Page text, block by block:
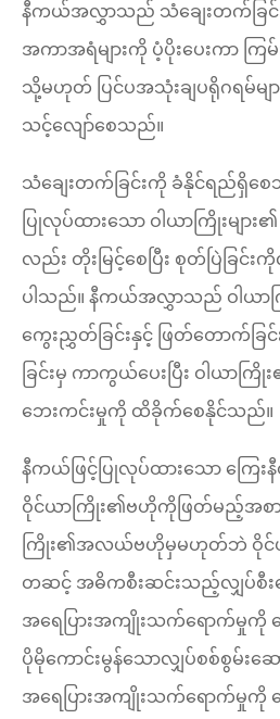
နီကယ်အလွှာသည် သံချေးတက်ခြင်
အကာအရံများကို ပံ့ပိုးပေးကာ ကြ
သို့မဟုတ် ပြင်ပအသုံးချပရိုဂရမ်မျ
သင့်လျော်စေသည်။
သံချေးတက်ခြင်းကို ခံနိုင်ရည်ရှိစ
ပြုလုပ်ထားသော ဝါယာကြိုးမျ
လည်း တိုးမြင့်စေပြီး စုတ်ပြဲခြင်
ပါသည်။ နီကယ်အလွှာသည် ဝါယာကြိုး
ကွေးညွှတ်ခြင်းနှင့် ဖြတ်တောက်ခြ
ခြင်းမှ ကာကွယ်ပေးပြီး ဝါယာက
ဘေးကင်းမှုကို ထိခိုက်စေနိုင်သည်။
နီကယ်ဖြင့်ပြုလုပ်ထားသော ကြေ
ဝိုင်ယာကြိုး၏ဗဟိုကိုဖြတ်မည့်အစာ
ကြိုး၏အလယ်ဗဟိုမှမဟုတ်ဘဲ ဝိုင်ယ
တဆင့် အဓိကစီးဆင်းသည့်လျှပ်စီးက
အရေပြားအကျိုးသက်ရောက်မှုကို လ
ပိုမိုကောင်းမွန်သောလျှပ်စစ်စွမ်းဆ
အရေပြားအကျိုးသက်ရောက်မှုကို လျှ